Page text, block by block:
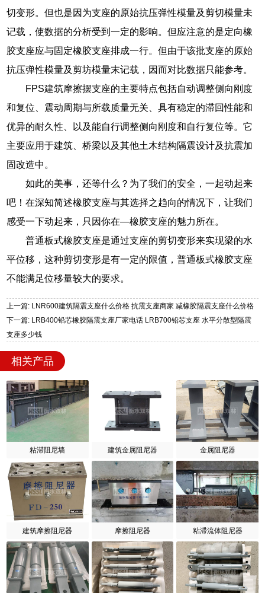
切变形。但也是因为支座的原始抗压弹性模量及剪切模量未
记载，使数据的分析受到一定的影响。但应注意的是定向橡
胶支座应与固定橡胶支座排成一行。但由于该批支座的原始
抗压弹性模量及剪坊模量末记载，因而对比数据只能参考。
FPS建筑摩擦摆支座的主要特点包括自动调整侧向刚度
和复位、震动周期与所载质量无关、具有稳定的滞回性能和
优异的耐久性、以及能自行调整侧向刚度和自行复位等。它
主要应用于建筑、桥梁以及其他土木结构隔震设计及抗震加
固改造中。
如此的美事，还等什么？为了我们的安全，一起动起来
吧！在深知简述橡胶支座与其选择之趋向的情况下，让我们
感受一下动起来，只因你在—橡胶支座的魅力所在。
普通板式橡胶支座是通过支座的剪切变形来实现梁的水
平位移，这种剪切变形是有一定的限值，普通板式橡胶支座
不能满足位移量较大的要求。
上一篇: LNR600建筑隔震支座什么价格 抗震支座商家 减橡胶隔震支座什么价格
下一篇: LRB400铅芯橡胶隔震支座厂家电话 LRB700铅芯支座 水平分散型隔震
支座多少钱
相关产品
粘滞阻尼墙 建筑金属阻尼器 金属阻尼器
建筑摩擦阻尼器 摩擦阻尼器 粘滞流体阻尼器